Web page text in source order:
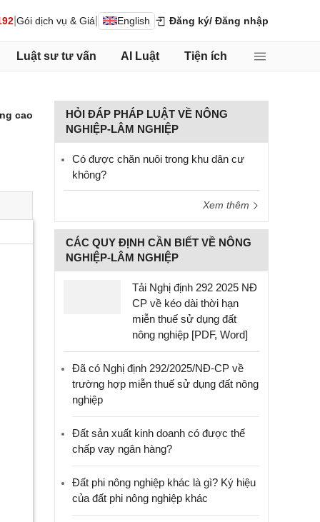
Gói dịch vụ & Giá English Đăng ký/ Đăng nhập
Luật sư tư vấn AI Luật Tiện ích
cao
HỎI ĐÁP PHÁP LUẬT VỀ NÔNG
NGHIỆP-LÂM NGHIỆP
Có được chăn nuôi trong khu dân cư
không?
Xem thêm
CÁC QUY ĐỊNH CẦN BIẾT VỀ NÔNG
NGHIỆP-LÂM NGHIỆP
Tải Nghị định 292 2025 NĐ
CP về kéo dài thời hạn
miễn thuế sử dụng đất
nông nghiệp [PDF, Word]
Đã có Nghị định 292/2025/NĐ-CP về
trường hợp miễn thuế sử dụng đất nông
nghiệp
Đất sản xuất kinh doanh có được thế
chấp vay ngân hàng?
Đất phi nông nghiệp khác là gì? Ký hiệu
của đất phi nông nghiệp khác